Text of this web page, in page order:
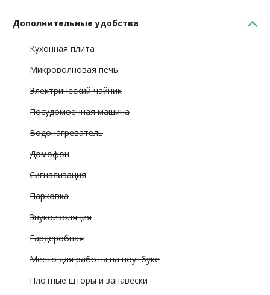
Дополнительные удобства
Кухонная плита
Микроволновая печь
Электрический чайник
Посудомоечная машина
Водонагреватель
Домофон
Сигнализация
Парковка
Звукоизоляция
Гардеробная
Место для работы на ноутбуке
Плотные шторы и занавески